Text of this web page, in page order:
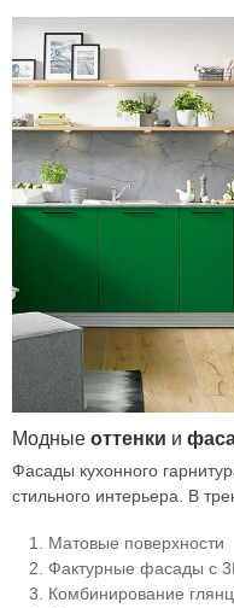
Модные оттенки и
Фасады кухонного
стильного интерьера. В
Матовые поверхности
Фактурные фасады с
Комбинирование